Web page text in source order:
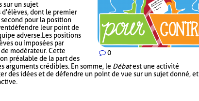
0
sur un sujet
d'élèves, dont le premier
pour la position
défendre leur point de
adverse. Les positions
ou imposées par
modérateur. Cette
préalable de la part des
arguments crédibles. En somme, le Débatest une activité
des idées et de défendre un point de vue sur un sujet donné, et